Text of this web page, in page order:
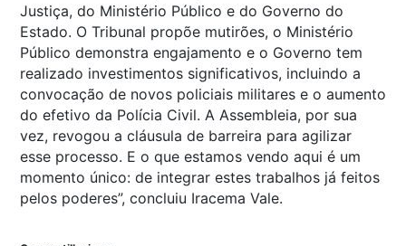
Justiça, do Ministério Público e do Governo do
Estado. O Tribunal propõe mutirões, o Ministério
Público demonstra engajamento e o Governo tem
realizado investimentos significativos, incluindo a
convocação de novos policiais militares e o aumento
do efetivo da Polícia Civil. A Assembleia, por sua
vez, revogou a cláusula de barreira para agilizar
esse processo. E o que estamos vendo aqui é um
momento único: de integrar estes trabalhos já feitos
pelos poderes”, concluiu Iracema Vale.